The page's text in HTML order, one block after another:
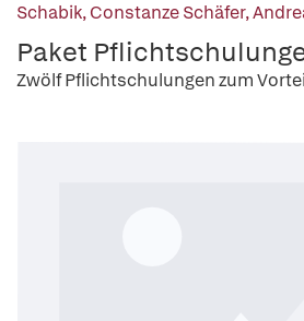
Schabik,Constanze Schäfer,
Paket
Zwölf Pflichtschulungen zum